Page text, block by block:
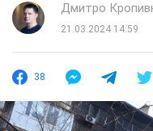
Дмитро
21.03.2024 14:59
38